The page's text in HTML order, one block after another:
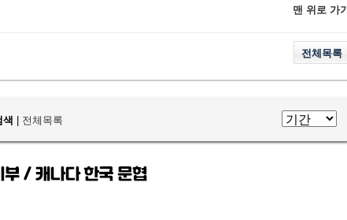
맨 위로 가기
전체목록
색 전체목록